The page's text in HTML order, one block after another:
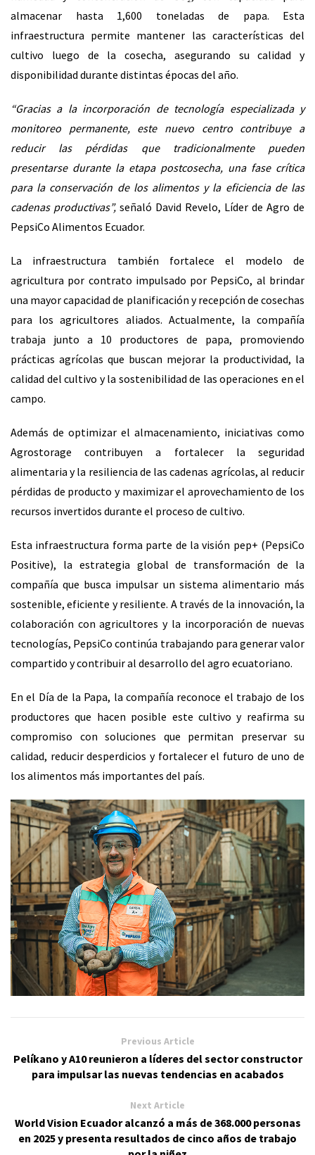
almacenar hasta 1,600 toneladas de papa. Esta
infraestructura permite mantener las características del
cultivo luego de la cosecha, asegurando su calidad y
disponibilidad durante distintas épocas del año.
“Gracias a la incorporación de tecnología especializada y
monitoreo permanente, este nuevo centro contribuye a
reducir las pérdidas que tradicionalmente pueden
presentarse durante la etapa postcosecha, una fase crítica
para la conservación de los alimentos y la eficiencia de las
cadenas productivas”, señaló David Revelo, Líder de Agro de
PepsiCo Alimentos Ecuador.
La infraestructura también fortalece el modelo de
agricultura por contrato impulsado por PepsiCo, al brindar
una mayor capacidad de planificación y recepción de cosechas
para los agricultores aliados. Actualmente, la compañía
trabaja junto a 10 productores de papa, promoviendo
prácticas agrícolas que buscan mejorar la productividad, la
calidad del cultivo y la sostenibilidad de las operaciones en el
campo.
Además de optimizar el almacenamiento, iniciativas como
Agrostorage contribuyen a fortalecer la seguridad
alimentaria y la resiliencia de las cadenas agrícolas, al reducir
pérdidas de producto y maximizar el aprovechamiento de los
recursos invertidos durante el proceso de cultivo.
Esta infraestructura forma parte de la visión pep+ (PepsiCo
Positive), la estrategia global de transformación de la
compañía que busca impulsar un sistema alimentario más
sostenible, eficiente y resiliente. A través de la innovación, la
colaboración con agricultores y la incorporación de nuevas
tecnologías, PepsiCo continúa trabajando para generar valor
compartido y contribuir al desarrollo del agro ecuatoriano.
En el Día de la Papa, la compañía reconoce el trabajo de los
productores que hacen posible este cultivo y reafirma su
compromiso con soluciones que permitan preservar su
calidad, reducir desperdicios y fortalecer el futuro de uno de
los alimentos más importantes del país.
Previous Article
Pelíkano y A10 reunieron a líderes del sector constructor
para impulsar las nuevas tendencias en acabados
Next Article
World Vision Ecuador alcanzó a más de 368.000 personas
en 2025 y presenta resultados de cinco años de trabajo